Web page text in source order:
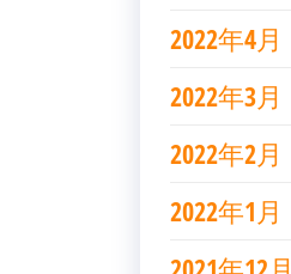
2022年4月
2022年3月
2022年2月
2022年1月